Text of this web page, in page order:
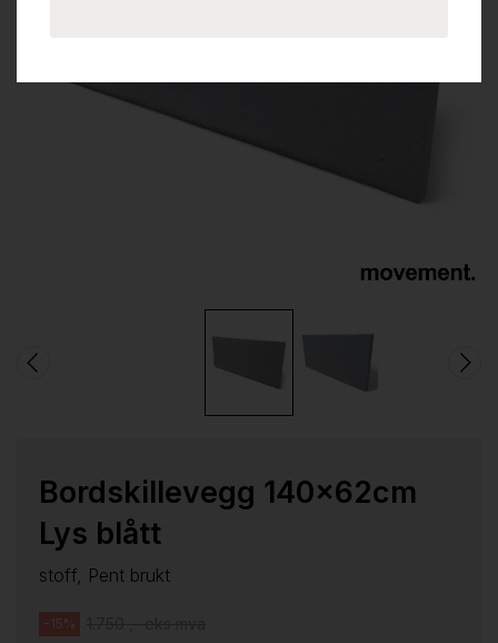
Bordskillevegg 140x62cm
Lys blått
stoff, Pent brukt
-15%